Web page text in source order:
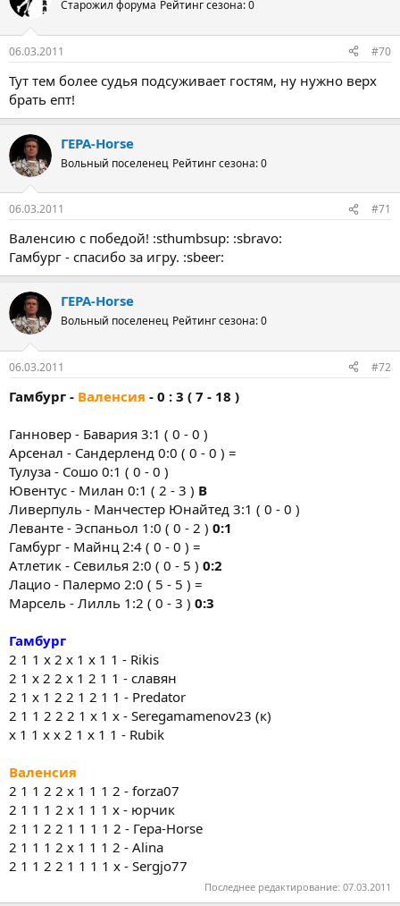
Старожил форума Рейтинг сезона: 0
06.03.2011 #70
Тут тем более судья подсуживает гостям, ну нужно верх
брать епт!
ГЕРА-Horse
Вольный поселенец Рейтинг сезона: 0
06.03.2011 #71
Валенсию с победой! :sthumbsup: :sbravo:
Гамбург - спасибо за игру. :sbeer:
ГЕРА-Horse
Вольный поселенец Рейтинг сезона: 0
06.03.2011 #72
Гамбург - Валенсия - 0 : 3 ( 7 - 18 )
Ганновер - Бавария 3:1 ( 0 - 0 )
Арсенал - Сандерленд 0:0 ( 0 - 0 ) =
Тулуза - Сошо 0:1 ( 0 - 0 )
Ювентус - Милан 0:1 ( 2 - 3 ) В
Ливерпуль - Манчестер Юнайтед 3:1 ( 0 - 0 )
Леванте - Эспаньол 1:0 ( 0 - 2 ) 0:1
Гамбург - Майнц 2:4 ( 0 - 0 ) =
Атлетик - Севилья 2:0 ( 0 - 5 ) 0:2
Лацио - Палермо 2:0 ( 5 - 5 ) =
Марсель - Лилль 1:2 ( 0 - 3 ) 0:3
Гамбург
2 1 1 x 2 x 1 x 1 1 - Rikis
2 1 х 2 2 x 1 2 1 1 - славян
2 1 x 1 2 2 1 2 1 1 - Predator
2 1 1 2 2 2 1 x 1 x - Seregamamenov23 (к)
х 1 1 х x 2 1 х 1 1 - Rubik
Валенсия
2 1 1 2 2 x 1 1 1 2 - forza07
2 1 1 1 2 x 1 1 1 x - юрчик
2 1 1 2 2 1 1 1 1 2 - Гера-Horse
2 1 1 1 2 x 1 1 1 2 - Alina
2 1 1 2 2 1 1 1 1 x - Sergjo77
Последнее редактирование: 07.03.2011